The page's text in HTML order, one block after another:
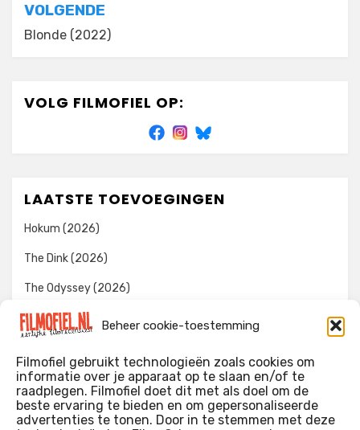
Beheer cookie-toestemming
Filmofiel gebruikt technologieën zoals cookies om
informatie over je apparaat op te slaan en/of te
raadplegen. Filmofiel doet dit met als doel om de
beste ervaring te bieden en om gepersonaliseerde
advertenties te tonen. Door in te stemmen met deze
VOLGENDE
Blonde (2022)
VOLG FILMOFIEL OP:
LAATSTE TOEVOEGINGEN
Hokum (2026)
The Dink (2026)
The Odyssey (2026)
Evil Dead Burn (2026)
WIE IK BEN…?